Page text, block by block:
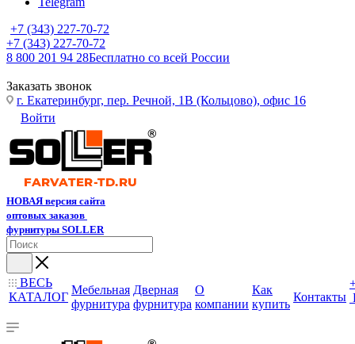
+7 (343) 227-70-72
+7 (343) 227-70-72
8 800 201 94 28Бесплатно со всей России
Заказать звонок
г. Екатеринбург, пер. Речной, 1В (Кольцово), офис 16
Войти
НОВАЯ версия сайта
оптовых заказов
фурнитуры SOLLER
ВЕСЬ
КАТАЛОГ
Мебельная
фурнитура
Дверная
фурнитура
О
компании
Как
купить
Контакты